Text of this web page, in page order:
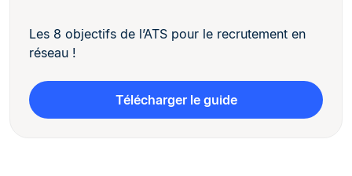
Les 8 objectifs de l’ATS pour le recrutement en
réseau !
Télécharger le guide